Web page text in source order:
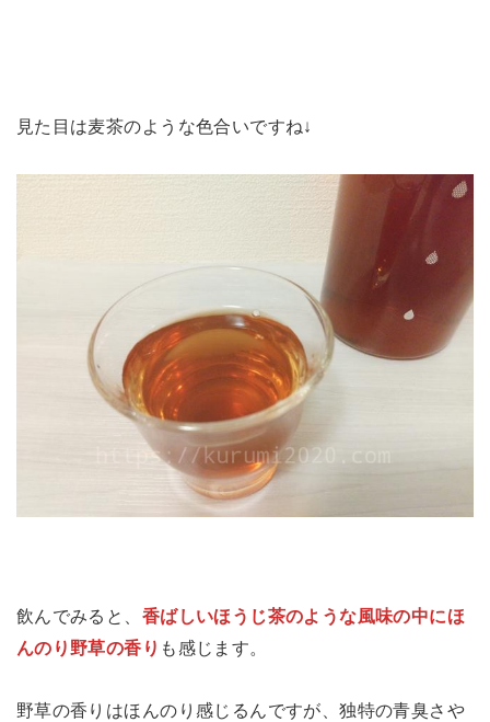
見た目は麦茶のような色合いですね↓
飲んでみると、 香ばしいほうじ茶のような風味の中にほ
んのり野草の香り も感じます。
野草の香りはほんのり感じるんですが、独特の青臭さや